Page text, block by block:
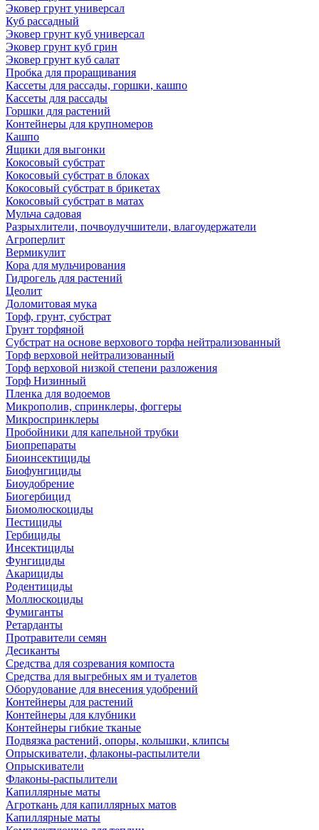
Эковер грунт универсал
Куб рассадный
Эковер грунт куб универсал
Эковер грунт куб грин
Эковер грунт куб салат
Пробка для проращивания
Кассеты для рассады, горшки, кашпо
Кассеты для рассады
Горшки для растений
Контейнеры для крупномеров
Кашпо
Ящики для выгонки
Кокосовый субстрат
Кокосовый субстрат в блоках
Кокосовый субстрат в брикетах
Кокосовый субстрат в матах
Мульча садовая
Разрыхлители, почвоулучшители, влагоудержатели
Агроперлит
Вермикулит
Кора для мульчирования
Гидрогель для растений
Цеолит
Доломитовая мука
Торф, грунт, субстрат
Грунт торфяной
Субстрат на основе верхового торфа нейтрализованный
Торф верховой нейтрализованный
Торф верховой низкой степени разложения
Торф Низинный
Пленка для водоемов
Микрополив, спринклеры, фоггеры
Микроспринклеры
Пробойники для капельной трубки
Биопрепараты
Биоинсектициды
Биофунгициды
Биоудобрение
Биогербицид
Биомолюскоциды
Пестициды
Гербициды
Инсектициды
Фунгициды
Акарициды
Родентициды
Моллюскоциды
Фумиганты
Ретарданты
Протравители семян
Десиканты
Средства для созревания компоста
Средства для выгребных ям и туалетов
Оборудование для внесения удобрений
Контейнеры для растений
Контейнеры для клубники
Контейнеры гибкие тканые
Подвязка растений, опоры, колышки, клипсы
Опрыскиватели, флаконы-распылители
Опрыскиватели
Флаконы-распылители
Капиллярные маты
Агроткань для капиллярных матов
Капиллярные маты